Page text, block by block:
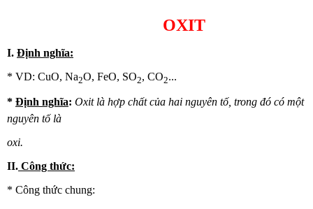
OXIT
I. Định nghĩa:
* VD: CuO, Na2O, FeO, SO2, CO2...
* Định nghĩa: Oxit là hợp chất của hai nguyên tố, trong đó có một
nguyên tố là
oxi.
II. Công thức:
* Công thức chung: